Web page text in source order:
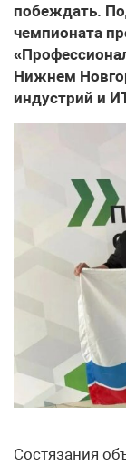
побеждать.
чемпионата
Нижнем
индустрий и
Состязания